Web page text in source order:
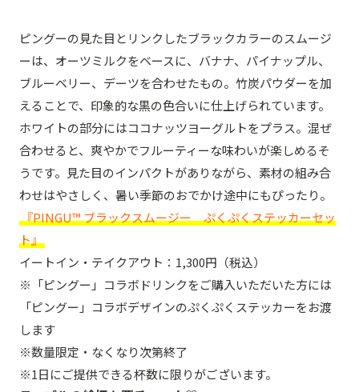
ピングーの見た目とリンクしたブラックカラーのスムージ
ーは、オーツミルクをベースに、バナナ、パイナップル、
ブルーベリー、デーツを合わせたもの。竹炭パウダーを加
えることで、印象的な黒の色合いに仕上げられています。
ホワイトの部分にはココナッツヨーグルトをプラス。混ぜ
合わせると、爽やかでフルーティーな味わいが楽しめるそ
うです。見た目のインパクトがありながら、素材の組み合
わせはやさしく、暑い季節のおでかけ途中にもぴったり。
『PINGU™ ブラックスムージー ぷくぷくステッカーセッ
ト』
イートイン・テイクアウト：1,300円（税込）
※「ピングー」コラボドリンクをご購入いただいた方には
「ピングー」コラボデザインのぷくぷくステッカーをお渡
します
※数量限定・なくなり次第終了
※1日にご提供できる杯数に限りがございます。